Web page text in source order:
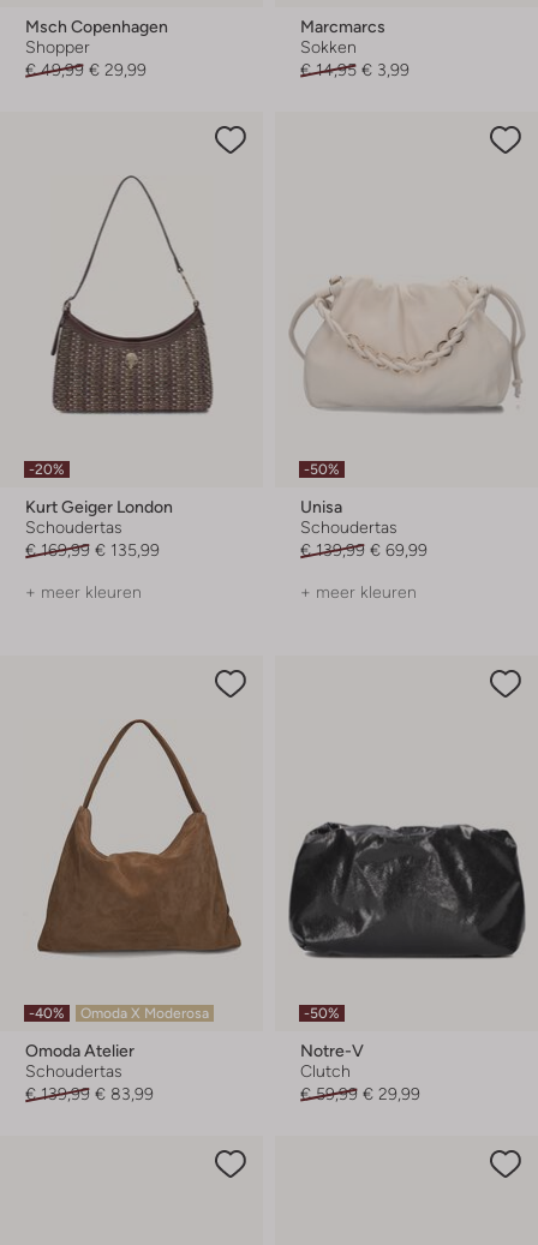
Msch Copenhagen
Shopper
€ 49,99 € 29,99
Marcmarcs
Sokken
€ 14,95 € 3,99
-20%
Kurt Geiger London
Schoudertas
€ 169,99 € 135,99
+ meer kleuren
-50%
Unisa
Schoudertas
€ 139,99 € 69,99
+ meer kleuren
-40% Omoda X Moderosa
Omoda Atelier
Schoudertas
€ 139,99 € 83,99
-50%
Notre-V
Clutch
€ 59,99 € 29,99